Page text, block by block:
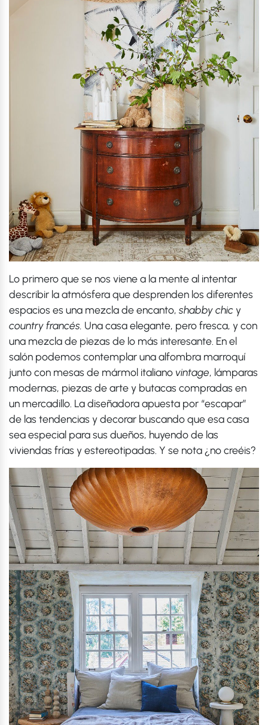
Lo primero que se nos viene a la mente al intentar
describir la atmósfera que desprenden los diferentes
espacios es una mezcla de encanto, shabby chicy
country francés. Una casa elegante, pero fresca, y con
una mezcla de piezas de lo más interesante. En el
salón podemos contemplar una alfombra marroquí
junto con mesas de mármol italiano vintage, lámparas
modernas, piezas de arte y butacas compradas en
un mercadillo. La diseñadora apuesta por “escapar”
de las tendencias y decorar buscando que esa casa
sea especial para sus dueños, huyendo de las
viviendas frías y estereotipadas. Y se nota ¿no creéis?